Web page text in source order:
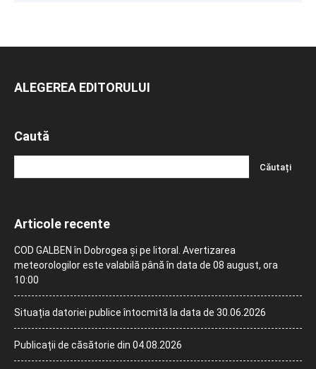
ALEGEREA EDITORULUI
Caută
Articole recente
COD GALBEN în Dobrogea și pe litoral. Avertizarea
meteorologilor este valabilă până în data de 08 august, ora
10:00
Situația datoriei publice întocmită la data de 30.06.2026
Publicații de căsătorie din 04.08.2026